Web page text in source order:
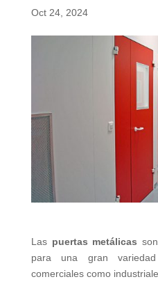
Oct 24, 2024
Las puertas metálicas
para una gran
comerciales como